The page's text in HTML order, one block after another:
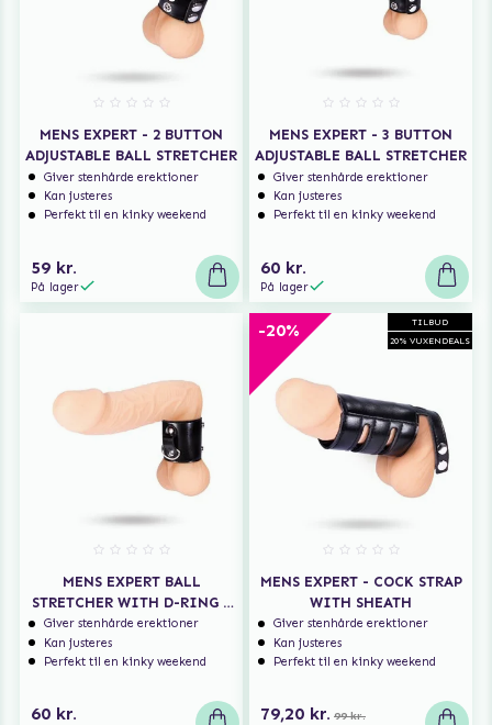
MENS EXPERT - 2 BUTTON
ADJUSTABLE BALL STRETCHER
Giver stenhårde erektioner
Kan justeres
Perfekt til en kinky weekend
59 kr.
På lager
MENS EXPERT - 3 BUTTON
ADJUSTABLE BALL STRETCHER
Giver stenhårde erektioner
Kan justeres
Perfekt til en kinky weekend
60 kr.
På lager
MENS EXPERT BALL
STRETCHER WITH D-RING –
SORT
Giver stenhårde erektioner
Kan justeres
Perfekt til en kinky weekend
60 kr.
TILBUD
20% VUXENDEALS
-20%
MENS EXPERT - COCK STRAP
WITH SHEATH
Giver stenhårde erektioner
Kan justeres
Perfekt til en kinky weekend
79,20 kr. 99 kr.